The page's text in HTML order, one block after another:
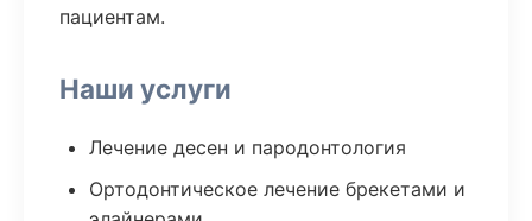
пациентам.
Наши услуги
Лечение десен и пародонтология
Ортодонтическое лечение брекетами и